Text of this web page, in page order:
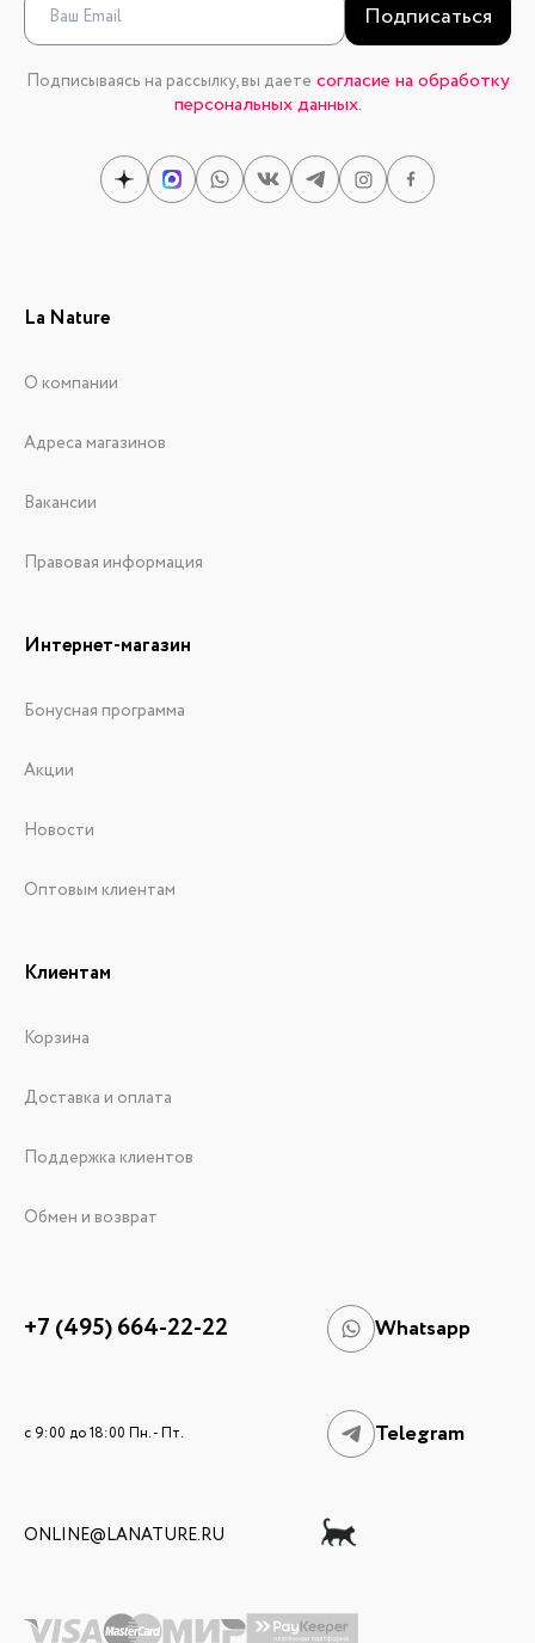
Подписаться
Подписываясь на рассылку, вы даете согласие на обработку
персональных данных.
La Nature
О компании
Адреса магазинов
Вакансии
Правовая информация
Интернет-магазин
Бонусная программа
Акции
Новости
Оптовым клиентам
Клиентам
Корзина
Доставка и оплата
Поддержка клиентов
Обмен и возврат
+7 (495) 664-22-22 Whatsapp
c 9:00 до 18:00 Пн. - Пт. Telegram
ONLINE@LANATURE.RU